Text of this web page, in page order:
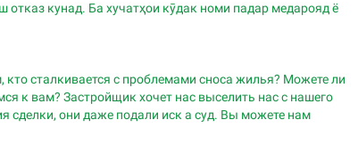
кунад. Ба хучатҳои кӯдак номи падар медарояд ё
кто сталкивается с проблемами сноса жилья? Можете ли
к вам? Застройщик хочет нас выселить нас с нашего
сделки, они даже подали иск а суд. Вы можете нам